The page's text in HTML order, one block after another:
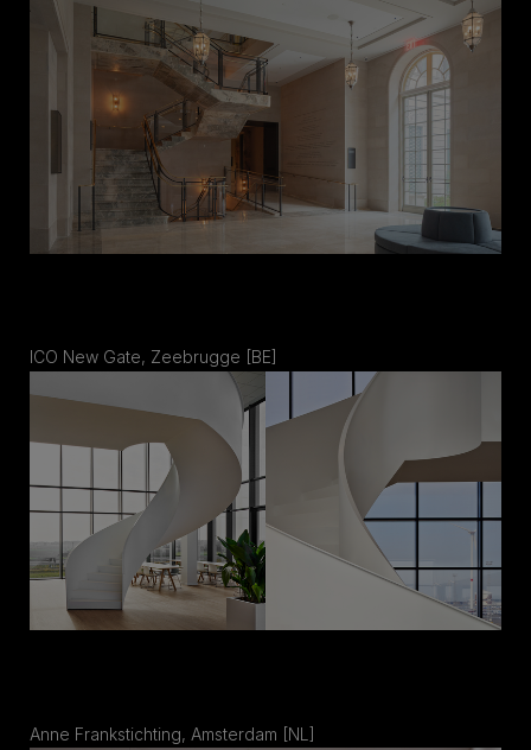
ICO New Gate, Zeebrugge [BE]
Anne Frankstichting, Amsterdam [NL]